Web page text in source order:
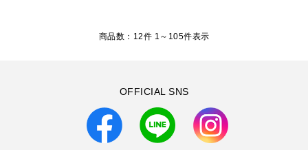
商品数：12件 1～ 105件表示
OFFICIAL SNS